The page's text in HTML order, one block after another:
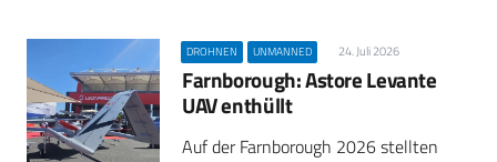
DROHNEN UNMANNED 24. Juli 2026
Farnborough: Astore Levante
UAV enthüllt
Auf der Farnborough 2026 stellten